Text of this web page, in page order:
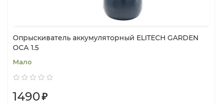
Опрыскиватель аккумуляторный ELITECH GARDEN
ОСА 1.5
Мало
1490₽